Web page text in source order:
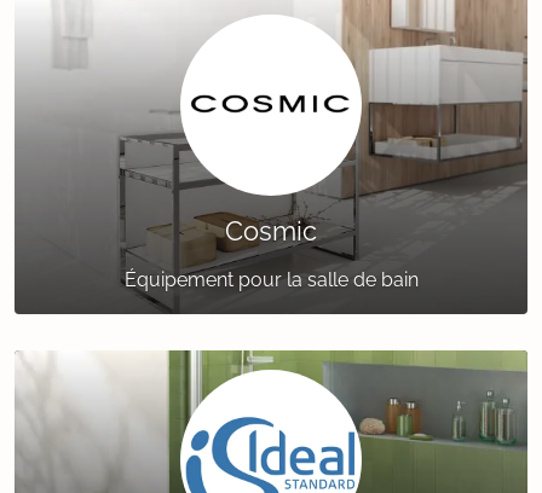
Cosmic
Équipement pour la salle de bain